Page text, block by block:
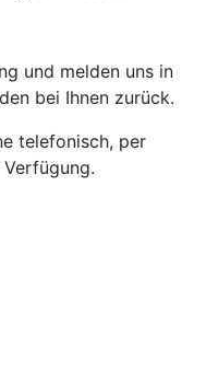
und melden uns in
bei Ihnen zurück.
telefonisch, per